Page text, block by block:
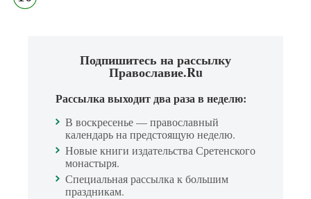
Подпишитесь на рассылку
Православие.Ru
Рассылка выходит два раза в неделю:
В воскресенье — православный
календарь на предстоящую неделю.
Новые книги издательства Сретенского
монастыря.
Специальная рассылка к большим
праздникам.